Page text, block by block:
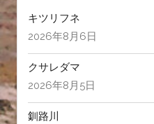
キツリフネ
2026年8月6日
クサレダマ
2026年8月5日
釧路川